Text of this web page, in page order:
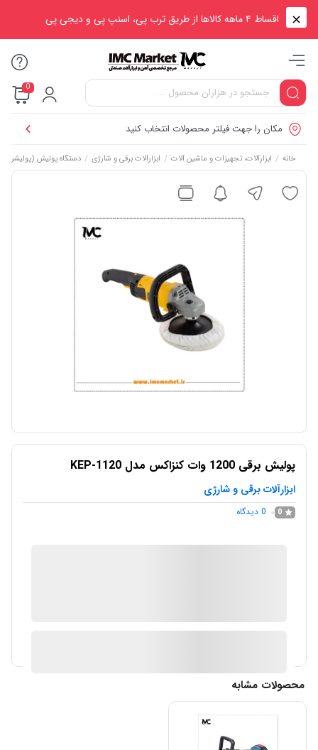
اقساط ۴ ماهه کالاها از طریق ترب پی، اسنپ پی و دیجی پی
0
مکان را جهت فیلتر محصولات انتخاب کنید
خانه / ابزارآلات، تجهیزات و ماشین آلات / ابزارآلات برقی و شارژی / دستگاه پولیش (پولیشر)
پوليش برقی 1200 وات کنزاکس مدل KEP-1120
ابزارآلات برقی و شارژی
0
0 دیدگاه
محصولات مشابه